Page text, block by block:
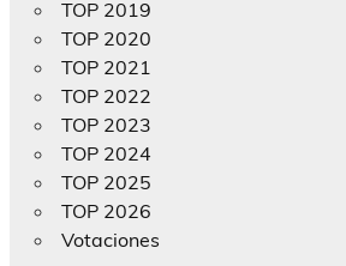
TOP 2019
TOP 2020
TOP 2021
TOP 2022
TOP 2023
TOP 2024
TOP 2025
TOP 2026
Votaciones